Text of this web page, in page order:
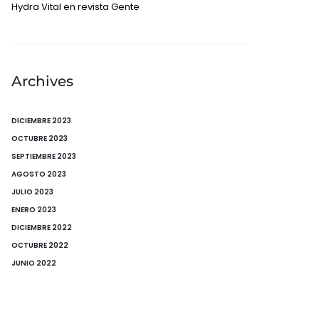
Hydra Vital en revista Gente
Archives
DICIEMBRE 2023
OCTUBRE 2023
SEPTIEMBRE 2023
AGOSTO 2023
JULIO 2023
ENERO 2023
DICIEMBRE 2022
OCTUBRE 2022
JUNIO 2022